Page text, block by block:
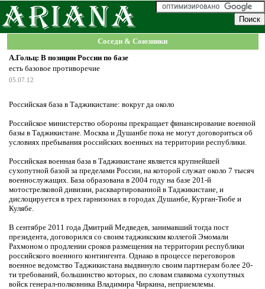
Соседи & Союзники
А.Гольц: В позиции России по базе
есть базовое противоречие
05.07.12
Российская база в Таджикистане: вокруг да около
Российское министерство обороны прекращает финансирование военной
базы в Таджикистане. Москва и Душанбе пока не могут договориться об
условиях пребывания российских военных на территории республики.
Российская военная база в Таджикистане является крупнейшей
сухопутной базой за пределами России, на которой служат около 7 тысяч
военнослужащих. База образована в 2004 году на базе 201-й
мотострелковой дивизии, расквартированной в Таджикистане, и
дислоцируется в трех гарнизонах в городах Душанбе, Курган-Тюбе и
Кулябе.
В сентябре 2011 года Дмитрий Медведев, занимавший тогда пост
президента, договорился со своим таджикским коллегой Эмомали
Рахмоном о продлении сроков размещения на территории республики
российского военного контингента. Однако в процессе переговоров
военное ведомство Таджикистана выдвинуло своим партнерам более 20-
ти требований, большинство которых, по словам главкома сухопутных
войск генерал-полковника Владимира Чиркина, неприемлемы.